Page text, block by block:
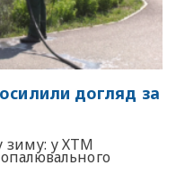
догляд за
зиму: у ХТМ